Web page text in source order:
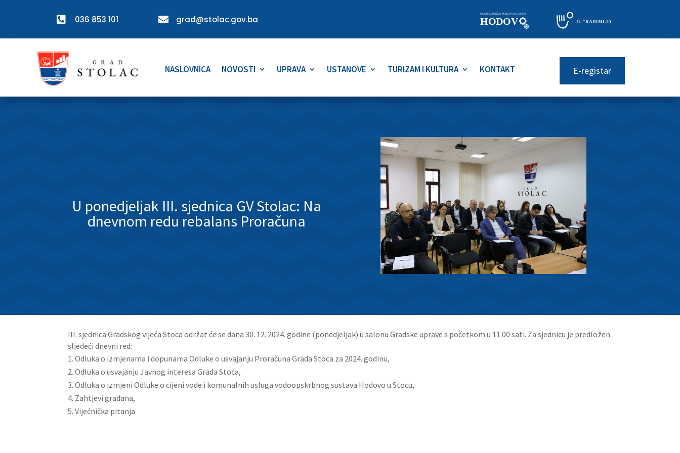
 036 853 101  grad@stolac.gov.ba
NASLOVNICA NOVOSTI UPRAVA USTANOVE TURIZAM I KULTURA KONTAKT E-registar
U ponedjeljak III. sjednica GV Stolac: Na
dnevnom redu rebalans Proračuna
III. sjednica Gradskog vijeća Stoca održat će se dana 30. 12. 2024. godine (ponedjeljak) u salonu Gradske uprave s početkom u 11.00 sati. Za sjednicu je predložen
sljedeći dnevni red:
Odluka o izmjenama i dopunama Odluke o usvajanju Proračuna Grada Stoca za 2024. godinu,
Odluka o usvajanju Javnog interesa Grada Stoca,
Odluka o izmjeni Odluke o cijeni vode i komunalnih usluga vodoopskrbnog sustava Hodovo u Stocu,
Zahtjevi građana,
Vijećnička pitanja